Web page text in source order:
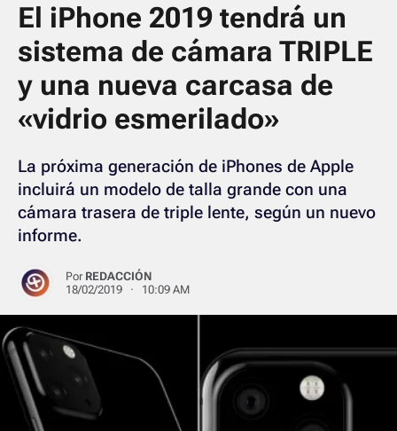
El iPhone 2019 tendrá un
sistema de cámara TRIPLE
y una nueva carcasa de
«vidrio esmerilado»
La próxima generación de iPhones de Apple
incluirá un modelo de talla grande con una
cámara trasera de triple lente, según un nuevo
informe.
Por REDACCIÓN
18/02/2019 · 10:09 AM